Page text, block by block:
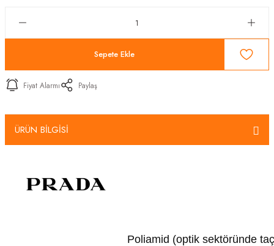
Sepete Ekle
Fiyat Alarmı Paylaş
ÜRÜN BİLGİSİ
Poliamid (optik sektöründe